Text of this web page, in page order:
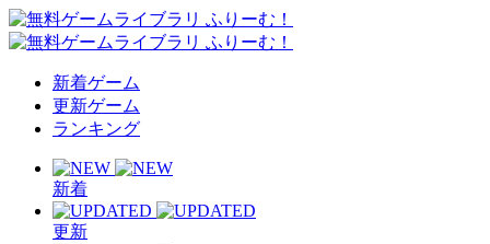
新着ゲーム
更新ゲーム
ランキング
新着
更新